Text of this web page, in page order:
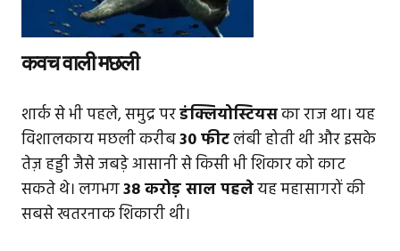
कवच वाली मछली
शार्क से भी पहले, समुद्र परडंक्लियोस्टियसका राज था। यह
विशालकाय मछली करीब30 फीटलंबी होती थी और इसके
तेज़ हड्डी जैसे जबड़े आसानी से किसी भी शिकार को काट
सकते थे। लगभग38 करोड़ साल पहलेयह महासागरों की
सबसे खतरनाक शिकारी थी।